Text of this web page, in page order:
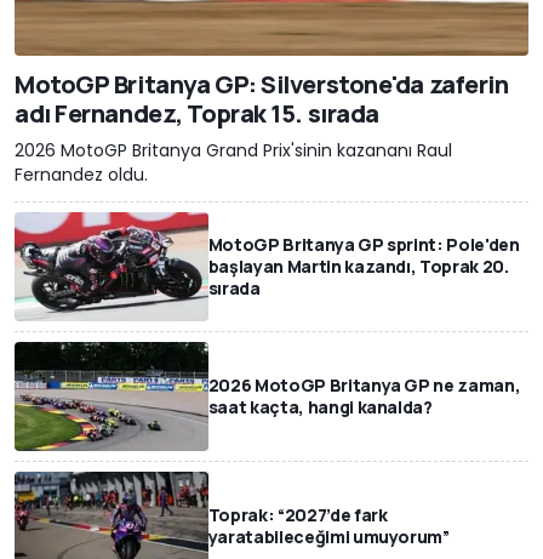
MotoGP Britanya GP: Silverstone'da zaferin
adı Fernandez, Toprak 15. sırada
2026 MotoGP Britanya Grand Prix'sinin kazananı Raul
Fernandez oldu.
MotoGP Britanya GP sprint: Pole'den
başlayan Martin kazandı, Toprak 20.
sırada
2026 MotoGP Britanya GP ne zaman,
saat kaçta, hangi kanalda?
Toprak: “2027’de fark
yaratabileceğimi umuyorum”